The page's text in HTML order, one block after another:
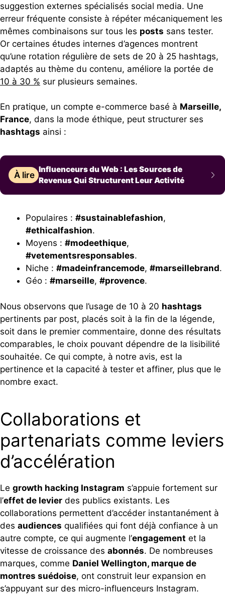
suggestion externes spécialisés social media. Une
erreur fréquente consiste à répéter mécaniquement les
mêmes combinaisons sur tous les posts sans tester.
Or certaines études internes d’agences montrent
qu’une rotation régulière de sets de 20 à 25 hashtags,
adaptés au thème du contenu, améliore la portée de
10 à 30 % sur plusieurs semaines.
En pratique, un compte e-commerce basé à Marseille,
France, dans la mode éthique, peut structurer ses
hashtags ainsi :
À lire
Influenceurs du Web : Les Sources de
Revenus Qui Structurent Leur Activité
Populaires : #sustainablefashion,
#ethicalfashion.
Moyens : #modeethique,
#vetementsresponsables.
Niche : #madeinfrancemode, #marseillebrand.
Géo : #marseille, #provence.
Nous observons que l’usage de 10 à 20 hashtags
pertinents par post, placés soit à la fin de la légende,
soit dans le premier commentaire, donne des résultats
comparables, le choix pouvant dépendre de la lisibilité
souhaitée. Ce qui compte, à notre avis, est la
pertinence et la capacité à tester et affiner, plus que le
nombre exact.
Collaborations et
partenariats comme leviers
d’accélération
Le growth hacking Instagram s’appuie fortement sur
l’effet de levier des publics existants. Les
collaborations permettent d’accéder instantanément à
des audiences qualifiées qui font déjà confiance à un
autre compte, ce qui augmente l’engagement et la
vitesse de croissance des abonnés. De nombreuses
marques, comme Daniel Wellington, marque de
montres suédoise, ont construit leur expansion en
s’appuyant sur des micro-influenceurs Instagram.